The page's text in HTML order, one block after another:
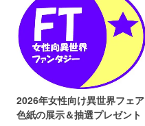
2026年女性向け異世界フェア
色紙の展示＆抽選プレゼント